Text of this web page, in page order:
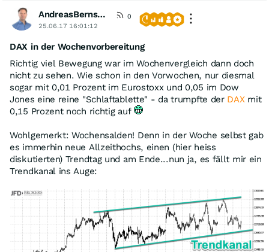
AndreasBernstein [VIP]
0
25.06.17 16:01:12
DAX in der Wochenvorbereitung
Richtig viel Bewegung war im Wochenvergleich dann doch
nicht zu sehen. Wie schon in den Vorwochen, nur diesmal
sogar mit 0,01 Prozent im Eurostoxx und 0,05 im Dow
Jones eine reine "Schlaftablette" - da trumpfte der DAXmit
0,15 Prozent noch richtig auf
Wohlgemerkt: Wochensalden! Denn in der Woche selbst gab
es immerhin neue Allzeithochs, einen (hier heiss
diskutierten) Trendtag und am Ende...nun ja, es fällt mir ein
Trendkanal ins Auge: